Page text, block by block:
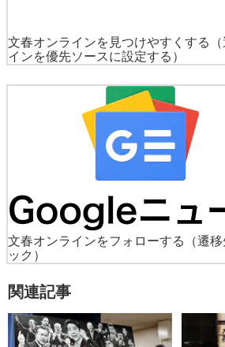
文春オンラインを見つけやすくする
インを優先ソースに設定する）
文春オンラインをフォローする
（遷
ック）
関連記事